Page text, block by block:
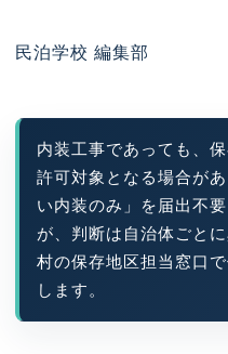
民泊学校 編集部
内装工事であっても、
許可対象となる場合が
い内装のみ」を届出不
が、判断は自治体ごと
村の保存地区担当窓口
します。